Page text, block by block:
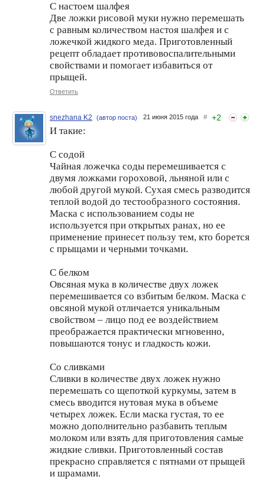
С настоем шалфея
Две ложки рисовой муки нужно перемешать
с равным количеством настоя шалфея и с
ложечкой жидкого меда. Приготовленный
рецепт обладает противовоспалительными
свойствами и помогает избавиться от
прыщей.
Ответить
snezhana K2 (автор поста) 21 июня 2015 года # +2
И такие:
С содой
Чайная ложечка соды перемешивается с
двумя ложками гороховой, льняной или с
любой другой мукой. Сухая смесь разводится
теплой водой до тестообразного состояния.
Маска с использованием соды не
используется при открытых ранах, но ее
применение принесет пользу тем, кто борется
с прыщами и черными точками.
С белком
Овсяная мука в количестве двух ложек
перемешивается со взбитым белком. Маска с
овсяной мукой отличается уникальным
свойством – лицо под ее воздействием
преображается практически мгновенно,
повышаются тонус и гладкость кожи.
Со сливками
Сливки в количестве двух ложек нужно
перемешать со щепоткой куркумы, затем в
смесь вводится нутовая мука в объеме
четырех ложек. Если маска густая, то ее
можно дополнительно разбавить теплым
молоком или взять для приготовления самые
жидкие сливки. Приготовленный состав
прекрасно справляется с пятнами от прыщей
и шрамами.